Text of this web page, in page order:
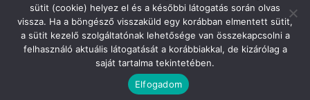
Web page
Proudly powered by WordPress
sütit (cookie) helyez el és a későbbi látogatás során olvas
vissza. Ha a böngésző visszaküld egy korábban elmentett sütit,
a sütit kezelő szolgáltatónak lehetősége van összekapcsolni a
felhasználó aktuális látogatását a korábbiakkal, de kizárólag a
saját tartalma tekintetében.
Elfogadom